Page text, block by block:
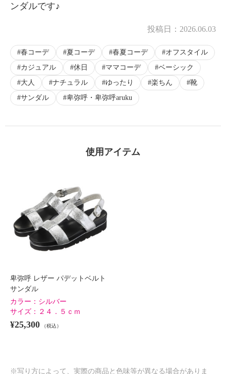
ンダルです♪
投稿日： 2026.06.03
春コーデ 夏コーデ 春夏コーデ
オフスタイル
カジュアル
休日 ママコーデ
ベーシック
大人
ナチュラル ゆったり 楽ちん
靴
サンダル
卑弥呼・卑弥呼aruku
使用アイテム
卑弥呼 レザー パデットベルト
サンダル
カラー： シルバー
サイズ： ２４．５ｃｍ
¥25,300 （税込）
※写り方によって、実際の商品と色味等が異なる場合がありま